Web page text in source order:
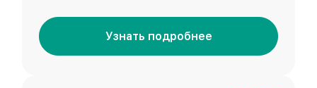
Узнать подробнее